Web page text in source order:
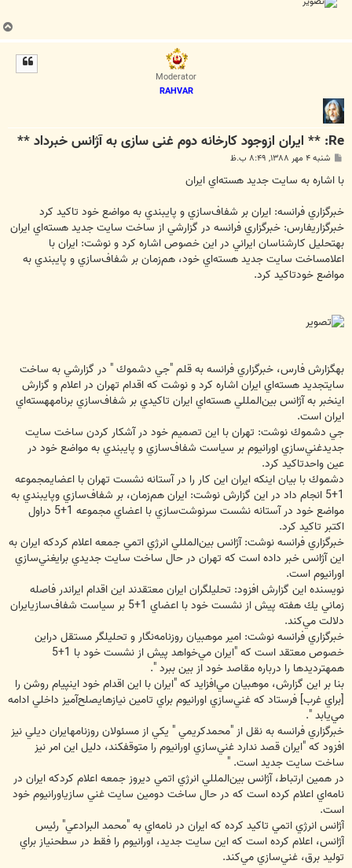
Moderator
RAHVAR
Re: ** ایران ازوجود کارخانه دوم غنی سازی به آژانس خبرداد **
ت
شنبه ۴ مهر ۱۳۸۸, ۸:۴۹ ب.ظ
با اشاره به سايت جديد هسته‌اي ايران
خبرگزاري فرانسه: ايران بر شفاف‌سازي و پايبندي به مواضع خود تاكيد كرد
خبرگزاريفارس: خبرگزاري فرانسه در گزارشي از ساخت سايت جديد هسته‌اي ايران
بهتحليل كارشناسان ايراني در اين خصوص اشاره كرد و نوشت: ايران با
اعلامساخت سايت جديد هسته‌اي خود، هم‌زمان بر شفاف‌سازي و پايبندي به
مواضع خودتاكيد كرد.
بهگزارش فارس، خبرگزاري فرانسه به قلم "جي دشموك " در گزارشي به ساخت
سايتجديد هسته‌اي ايران اشاره كرد و نوشت كه اقدام تهران در اعلام و گزارش
اينخبر به آژانس بين‌المللي هسته‌اي ايران تاكيدي بر شفاف‌سازي برنامههسته‌اي
ايران است.
جي دشموك نوشت: تهران با اين تصميم خود در آشكار كردن ساخت سايت
جديدغني‌سازي اورانيوم بر سياست شفاف‌سازي و پايبندي به مواضع خود در
عين واحدتاكيد كرد.
دشموك با بيان اينكه ايران اين كار را در آستانه نشست تهران با اعضايمجموعه
1+5 انجام داد در اين گزارش نوشت: ايران هم‌زمان، بر شفاف‌سازي وپايبندي به
مواضع خود در آستانه نشست سرنوشت‌سازي با اعضاي مجموعه 1+5 دراول
اكتبر تاكيد كرد.
خبرگزاري فرانسه نوشت: آژانس بين‌المللي انرژي اتمي جمعه اعلام كردكه ايران به
اين آژانس خبر داده است كه تهران در حال ساخت سايت جديدي برايغني‌سازي
اورانيوم است.
نويسنده اين گزارش افزود: تحليلگران ايران معتقدند اين اقدام ايراندر فاصله
زماني يك هفته پيش از نشست خود با اعضاي 1+5 بر سياست شفاف‌سازيايران
دلالت مي‌كند.
خبرگزاري فرانسه نوشت: امير موهبيان روزنامه‌نگار و تحليلگر مستقل دراين
خصوص معتقد است كه "ايران مي‌خواهد پيش از نشست خود با 1+5
همهترديدها را درباره مقاصد خود از بين ببرد ".
بنا بر اين گزارش، موهبيان مي‌افزايد كه "ايران با اين اقدام خود اينپيام روشن را
[براي غرب] فرستاد كه غني‌سازي اورانيوم براي تامين نيازهايصلح‌آميز داخلي ادامه
مي‌يابد ".
خبرگزاري فرانسه به نقل از "محمدكريمي " يكي از مسئولان روزنامهايران ديلي نيز
افزود كه "ايران قصد ندارد غني‌سازي اورانيوم را متوقفكند، دليل اين امر نيز
ساخت سايت جديد است. "
در همين ارتباط، آژانس بين‌المللي انرژي اتمي ديروز جمعه اعلام كردكه ايران در
نامه‌اي اعلام كرده است كه در حال ساخت دومين سايت غني سازياورانيوم خود
است.
آژانس انرژي اتمي تاكيد كرده كه ايران در نامه‌اي به "محمد البرادعي" رئيس
آژانس، اعلام كرده است كه اين سايت جديد، اورانيوم را فقط در سطحنياز براي
توليد برق، غني‌سازي مي‌كند.